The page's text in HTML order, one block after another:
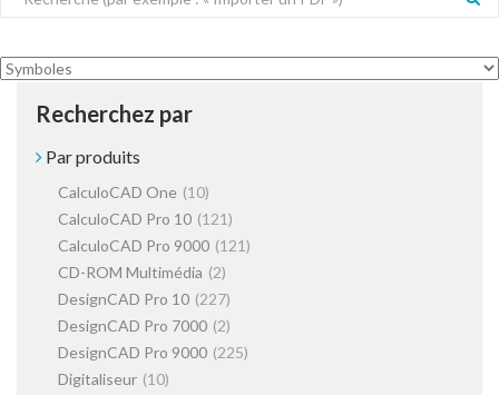
Recherchez par
Par produits
CalculoCAD One (10)
CalculoCAD Pro 10 (121)
CalculoCAD Pro 9000 (121)
CD-ROM Multimédia (2)
DesignCAD Pro 10 (227)
DesignCAD Pro 7000 (2)
DesignCAD Pro 9000 (225)
Digitaliseur (10)